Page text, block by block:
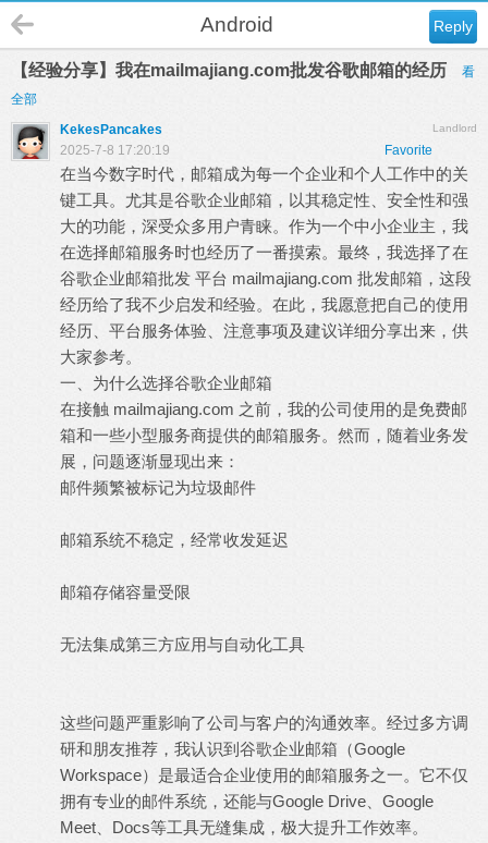
Reply
Android
【经验分享】我在mailmajiang.com批发谷歌邮箱的经历
看
全部
Landlord
KekesPancakes
Favorite
2025-7-8 17:20:19
在当今数字时代，邮箱成为每一个企业和个人工作中的关
键工具。尤其是谷歌企业邮箱，以其稳定性、安全性和强
大的功能，深受众多用户青睐。作为一个中小企业主，我
在选择邮箱服务时也经历了一番摸索。最终，我选择了在
谷歌企业邮箱批发 平台 mailmajiang.com 批发邮箱，这段
经历给了我不少启发和经验。在此，我愿意把自己的使用
经历、平台服务体验、注意事项及建议详细分享出来，供
大家参考。
一、为什么选择谷歌企业邮箱
在接触 mailmajiang.com 之前，我的公司使用的是免费邮
箱和一些小型服务商提供的邮箱服务。然而，随着业务发
展，问题逐渐显现出来：
邮件频繁被标记为垃圾邮件
邮箱系统不稳定，经常收发延迟
邮箱存储容量受限
无法集成第三方应用与自动化工具
这些问题严重影响了公司与客户的沟通效率。经过多方调
研和朋友推荐，我认识到谷歌企业邮箱（Google
Workspace）是最适合企业使用的邮箱服务之一。它不仅
拥有专业的邮件系统，还能与Google Drive、Google
Meet、Docs等工具无缝集成，极大提升工作效率。